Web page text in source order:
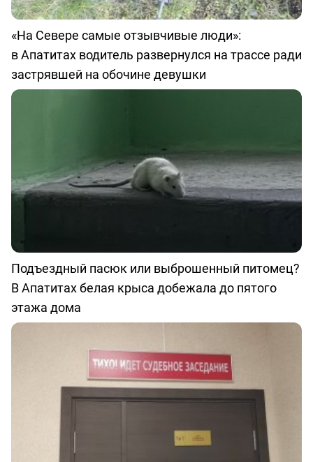
«На Севере самые отзывчивые люди»:
в Апатитах водитель развернулся на трассе ради
застрявшей на обочине девушки
Подъездный пасюк или выброшенный питомец?
В Апатитах белая крыса добежала до пятого
этажа дома